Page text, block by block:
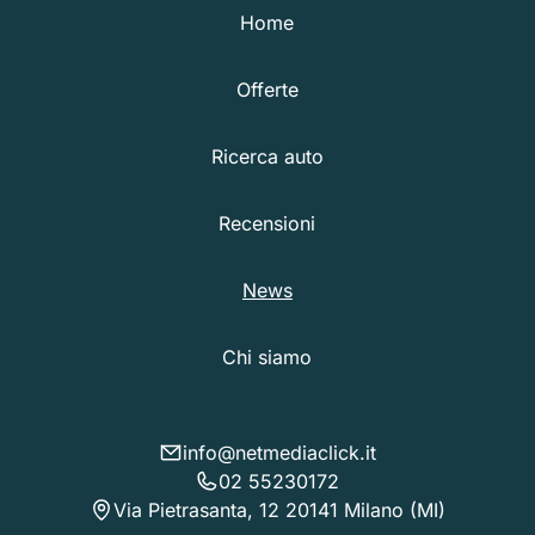
Home
Offerte
Ricerca auto
Recensioni
News
Chi siamo
info@netmediaclick.it
02 55230172
Via Pietrasanta, 12 20141 Milano (MI)